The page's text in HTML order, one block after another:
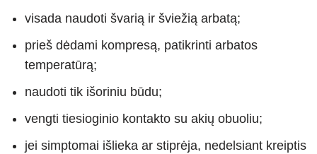
visada naudoti švarią ir šviežią arbatą;
prieš dėdami kompresą, patikrinti arbatos
temperatūrą;
naudoti tik išoriniu būdu;
vengti tiesioginio kontakto su akių obuoliu;
jei simptomai išlieka ar stiprėja, nedelsiant kreiptis